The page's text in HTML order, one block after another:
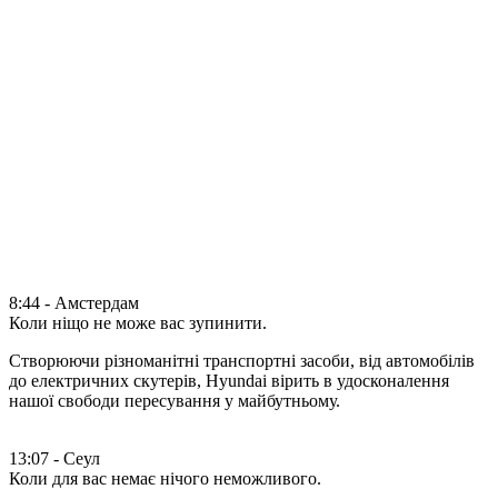
8:44 - Амстердам
Коли ніщо не може вас зупинити.
Створюючи різноманітні транспортні засоби, від автомобілів
до електричних скутерів, Hyundai вірить в удосконалення
нашої свободи пересування у майбутньому.
13:07 - Сеул
Коли для вас немає нічого неможливого.